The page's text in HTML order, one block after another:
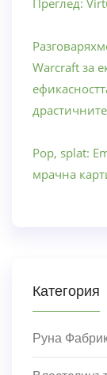
Преглед:
Warcraft за
Pop, splat:
мрачна
Категория
Руна